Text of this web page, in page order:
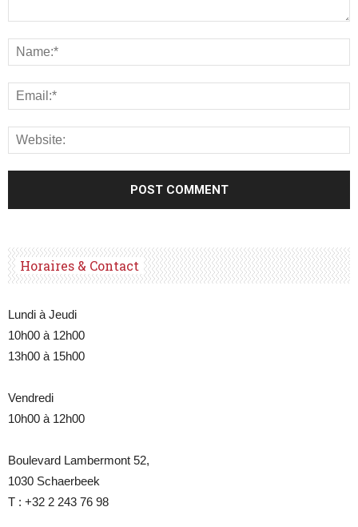
Horaires & Contact
Lundi à Jeudi
10h00 à 12h00
13h00 à 15h00
Vendredi
10h00 à 12h00
Boulevard Lambermont 52,
1030 Schaerbeek
T : +32 2 243 76 98